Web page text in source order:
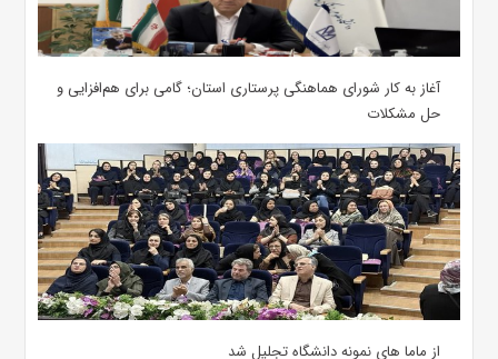
آغاز به کار شورای هماهنگی پرستاری استان؛ گامی برای هم‌افزایی و
حل مشکلات
از ماما های نمونه دانشگاه تجلیل شد